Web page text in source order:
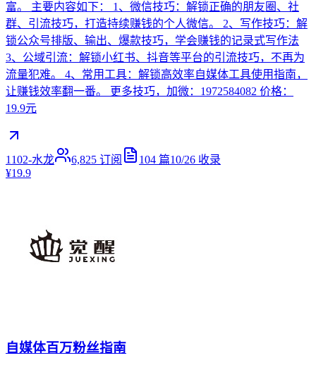
富。 主要内容如下： 1、微信技巧：解锁正确的朋友圈、社
群、引流技巧，打造持续赚钱的个人微信。 2、写作技巧：解
锁公众号排版、输出、爆款技巧，学会赚钱的记录式写作法
3、公域引流：解锁小红书、抖音等平台的引流技巧，不再为
流量犯难。 4、常用工具：解锁高效率自媒体工具使用指南，
让赚钱效率翻一番。 更多技巧，加微：1972584082 价格：
19.9元
1102-水龙 6,825 订阅 104 篇10/26 收录
¥19.9
自媒体百万粉丝指南